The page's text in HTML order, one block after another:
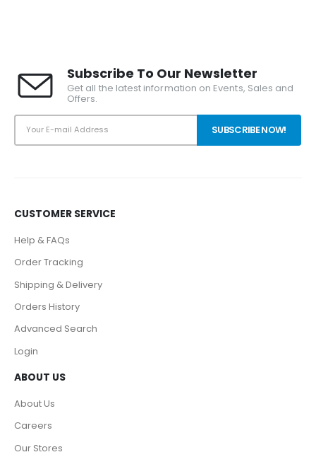
Subscribe To Our Newsletter
Get all the latest information on Events, Sales and
Offers.
CUSTOMER SERVICE
Help & FAQs
Order Tracking
Shipping & Delivery
Orders History
Advanced Search
Login
ABOUT US
About Us
Careers
Our Stores